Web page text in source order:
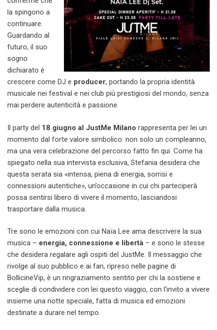
la spingono a
continuare.
Guardando al
futuro, il suo
sogno
dichiarato è
crescere come DJ e producer, portando la propria identità
musicale nei festival e nei club più prestigiosi del mondo, senza
mai perdere autenticità e passione.
Il party del 18 giugno al JustMe Milano rappresenta per lei un
momento dal forte valore simbolico: non solo un compleanno,
ma una vera celebrazione del percorso fatto fin qui. Come ha
spiegato nella sua intervista esclusiva, Stefania desidera che
questa serata sia «intensa, piena di energia, sorrisi e
connessioni autentiche», un’occasione in cui chi parteciperà
possa sentirsi libero di vivere il momento, lasciandosi
trasportare dalla musica.
Tre sono le emozioni con cui Naïa Lee ama descrivere la sua
musica – energia, connessione e libertà – e sono le stesse
che desidera regalare agli ospiti del JustMe. Il messaggio che
rivolge al suo pubblico e ai fan, ripreso nelle pagine di
BollicineVip, è un ringraziamento sentito per chi la sostiene e
sceglie di condividere con lei questo viaggio, con l’invito a vivere
insieme una notte speciale, fatta di musica ed emozioni
destinate a durare nel tempo.